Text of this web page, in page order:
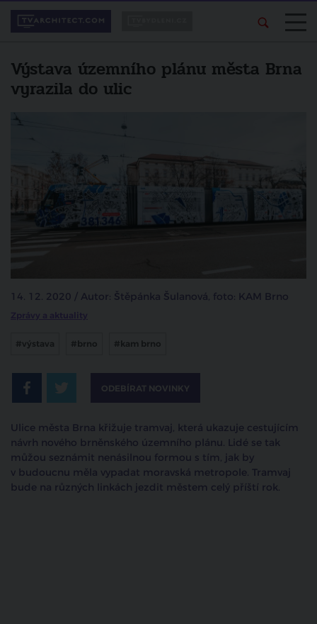
Výstava územního plánu města Brna
vyrazila do ulic
14. 12. 2020 / Autor: Štěpánka Šulanová, foto: KAM Brno
Zprávy a aktuality
#výstava #brno #kam brno
ODEBÍRAT NOVINKY
Ulice města Brna křižuje tramvaj, která ukazuje cestujícím
návrh nového brněnského územního plánu. Lidé se tak
můžou seznámit nenásilnou formou s tím, jak by
v budoucnu měla vypadat moravská metropole. Tramvaj
bude na různých linkách jezdit městem celý příští rok.